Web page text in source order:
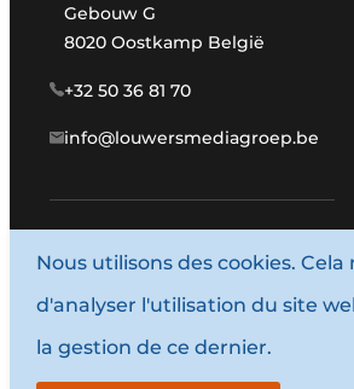
Gebouw G
8020 Oostkamp België
+32 50 36 81 70
info@louwersmediagroep.be
www.louwersmediagroep.com
© 1987 - 2026
Termes et conditions
Nous utilisons des cookies.
d'analyser l'utilisation du site
la gestion de ce dernier.